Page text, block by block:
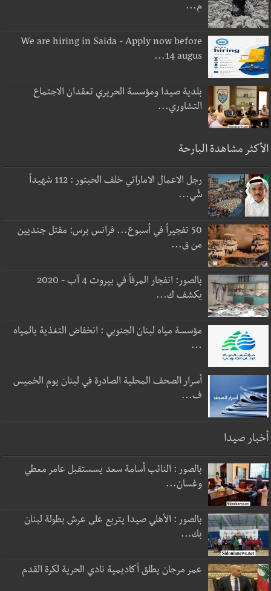
م...
We are hiring in Saida - Apply now before
14 augus...
بلدية صيدا ومؤسسة الحريري تعقدان الاجتماع
التشاوري...
الأكثر مشاهدة البارحة
رجل الاعمال الاماراتي خلف الحبتور : 112 شهيداً
شُي...
50 تفجيراً في أسبوع... فرانس برس: مقتل جنديين
من ق...
بالصور: انفجار المرفأ في بيروت 4 آب - 2020
يكشف ك...
مؤسسة مياه لبنان الجنوبي : انخفاض التغذية بالمياه
...
أسرار الصحف المحلية الصادرة في لبنان يوم الخميس
ف...
أخبار صيدا
بالصور : النائب أسامة سعد يسستقبل عامر معطي
وغسان...
بالصور : الأهلي صيدا يتربع على عرش بطولة لبنان
بك...
عمر مرجان يطلق أكاديمية نادي الحرية لكرة القدم